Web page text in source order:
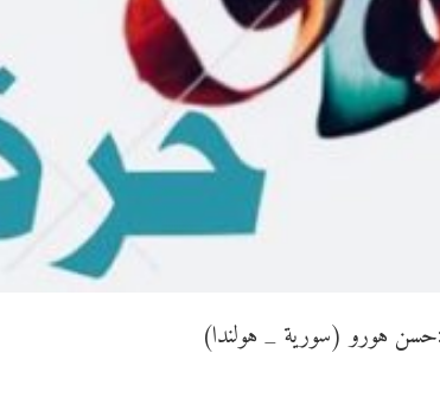
هورو (سورية _ هولندا)